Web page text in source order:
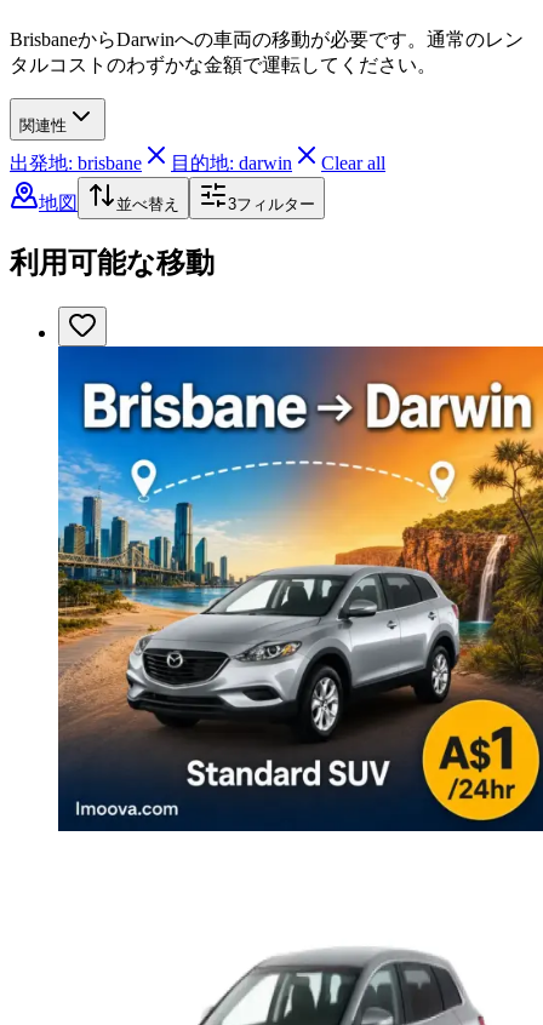
BrisbaneからDarwinへの車両の移動が必要です。通常のレン
タルコストのわずかな金額で運転してください。
関連性
出発地: brisbane 目的地: darwin
Clear all
地図
並べ替え 3フィルター
利用可能な移動